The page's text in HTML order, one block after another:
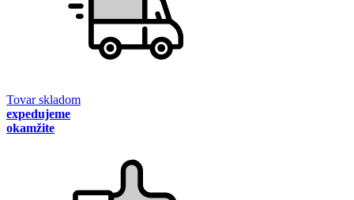
Tovar skladom
expedujeme
okamžite